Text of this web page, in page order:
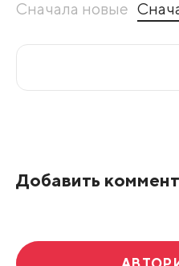
Сначала новые
Добавить